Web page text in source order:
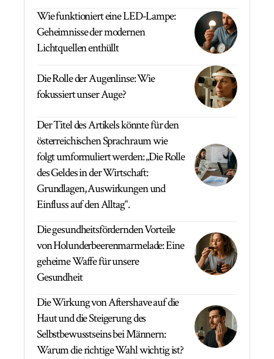
Wie funktioniert eine LED-Lampe:
Geheimnisse der modernen
Lichtquellen enthüllt
Die Rolle der Augenlinse: Wie
fokussiert unser Auge?
Der Titel des Artikels könnte für den
österreichischen Sprachraum wie
folgt umformuliert werden: „Die Rolle
des Geldes in der Wirtschaft:
Grundlagen, Auswirkungen und
Einfluss auf den Alltag“.
Die gesundheitsfördernden Vorteile
von Holunderbeerenmarmelade: Eine
geheime Waffe für unsere
Gesundheit
Die Wirkung von Aftershave auf die
Haut und die Steigerung des
Selbstbewusstseins bei Männern:
Warum die richtige Wahl wichtig ist?